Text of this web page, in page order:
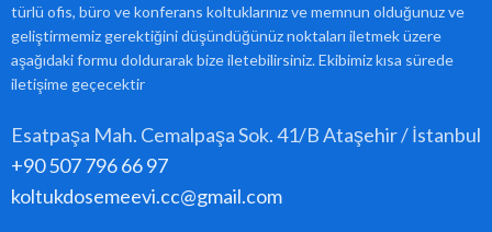
türlü ofis, büro ve konferans koltuklarınız ve memnun olduğunuz ve
geliştirmemiz gerektiğini düşündüğünüz noktaları iletmek üzere
aşağıdaki formu doldurarak bize iletebilirsiniz. Ekibimiz kısa sürede
iletişime geçecektir
Esatpaşa Mah. Cemalpaşa Sok. 41/B Ataşehir / İstanbul
+90 507 796 66 97
koltukdosemeevi.cc@gmail.com